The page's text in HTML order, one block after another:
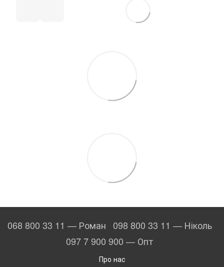
068 800 33 11 — Роман 098 800 33 11 — Ніколь
097 7 900 900 — Опт
Про нас